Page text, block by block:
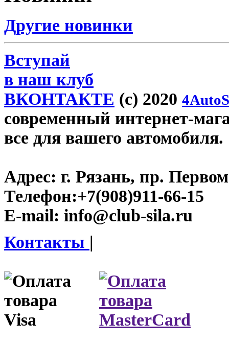
Другие новинки
Вступай
в наш клуб
ВКОНТАКТЕ (c) 2020
современный интернет-
все для вашего автомобиля.
Адрес: г. Рязань, пр.
Телефон:+7(908)911-66-15
E-mail: info@club-sila.ru
Контакты |